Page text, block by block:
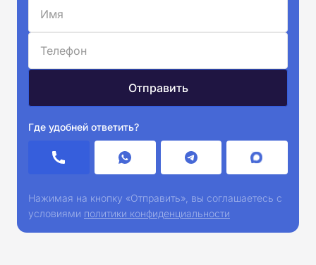
Где удобней ответить?
Нажимая на кнопку «Отправить», вы соглашаетесь с
условиями политики конфиденциальности